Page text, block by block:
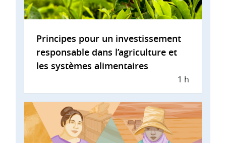
Principes pour un investissement
responsable dans l’agriculture et
les systèmes alimentaires
1 h